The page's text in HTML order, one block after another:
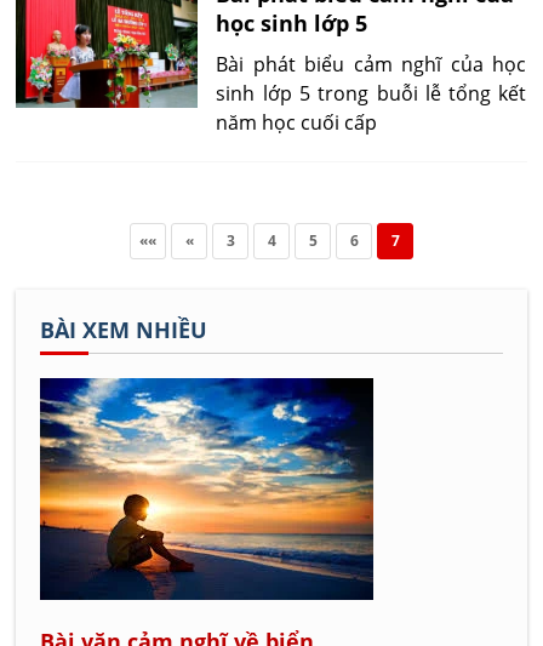
học sinh lớp 5
Bài phát biểu cảm nghĩ của học
sinh lớp 5 trong buỗi lễ tổng kết
năm học cuối cấp
«« « 3 4 5 6 7
BÀI XEM NHIỀU